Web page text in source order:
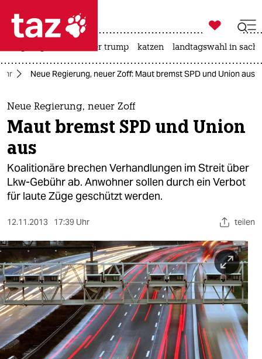
 taz zahl ich
taz zahl ich
themen
politik
öko
gesellschaft
sport
berlin
nord
wahrheit
verlag

taz zahl ich
usa unter trump katzen landtagswahl in
Neue Regierung, neuer Zoff: Maut bremst SPD und Union aus
Neue Regierung, neuer Zoff
Maut bremst SPD und Union
aus
Koalitionäre brechen Verhandlungen im Streit über
Lkw-Gebühr ab. Anwohner sollen durch ein Verbot
für laute Züge geschützt werden.
12.11.2013 17:39 Uhr teilen